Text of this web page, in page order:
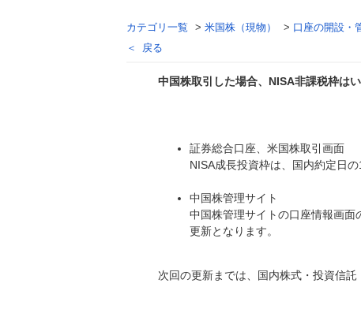
カテゴリ一覧 > 米国株（現物） > 口座の開設・
戻る
中国株取引した場合、NISA非課税枠は
証券総合口座、米国株取引画面
NISA成長投資枠は、国内約定日
中国株管理サイト
中国株管理サイトの口座情報画
更新となります。
次回の更新までは、国内株式・投資信